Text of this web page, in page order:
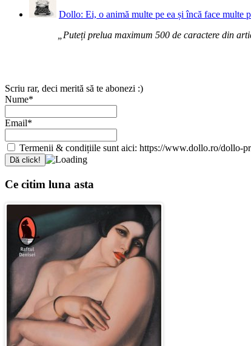
Dollo: Ei, o animă multe pe ea și încă face multe
„Puteți prelua maximum 500 de caractere din
Scriu rar, deci merită să te abonezi :)
Nume*
Email*
Termenii & condițiile sunt aici: https://www.dollo.ro/dollo-
Ce citim luna asta